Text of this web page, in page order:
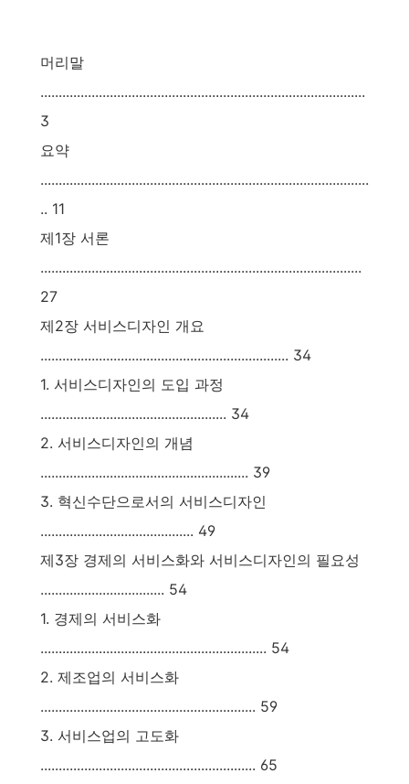
머리말
.........................................................................................
3
요약
..........................................................................................
.. 11
제1장 서론
........................................................................................
27
제2장 서비스디자인 개요
.................................................................... 34
1. 서비스디자인의 도입 과정
................................................... 34
2. 서비스디자인의 개념
......................................................... 39
3. 혁신수단으로서의 서비스디자인
.......................................... 49
제3장 경제의 서비스화와 서비스디자인의 필요성
.................................. 54
1. 경제의 서비스화
.............................................................. 54
2. 제조업의 서비스화
........................................................... 59
3. 서비스업의 고도화
........................................................... 65